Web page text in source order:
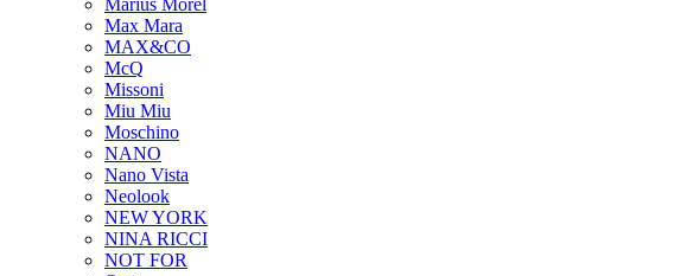
Marius Morel
Max Mara
MAX&CO
McQ
Missoni
Miu Miu
Moschino
NANO
Nano Vista
Neolook
NEW YORK
NINA RICCI
NOT FOR